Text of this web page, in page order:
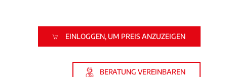
EINLOGGEN, UM PREIS ANZUZEIGEN
BERATUNG VEREINBAREN